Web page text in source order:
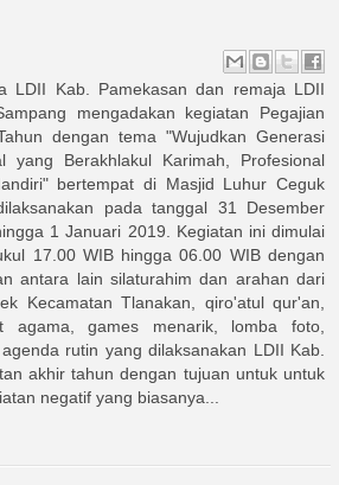
LDII Kab. Pamekasan dan remaja LDII
mengadakan kegiatan Pegajian
dengan tema "Wujudkan Generasi
yang Berakhlakul Karimah, Profesional
bertempat di Masjid Luhur Ceguk
pada tanggal 31 Desember
1 Januari 2019. Kegiatan ini dimulai
17.00 WIB hingga 06.00 WIB dengan
antara lain silaturahim dan arahan dari
Kecamatan Tlanakan, qiro'atul qur'an,
agama, games menarik, lomba foto,
rutin yang dilaksanakan LDII Kab.
akhir tahun dengan tujuan untuk untuk
negatif yang biasanya...